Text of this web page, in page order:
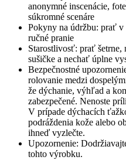
anonymné inscenácie,
súkromné scenáre
Pokyny na údržbu: prať v
ručné pranie
Starostlivosť: prať
sušičke a nechať úplne
Bezpečnostné
rolovanie medzi
že dýchanie, výhľad a
zabezpečené. Nenoste
V prípade dýchacích
podráždenia kože alebo
ihneď vyzlečte.
Upozornenie:
tohto výrobku.